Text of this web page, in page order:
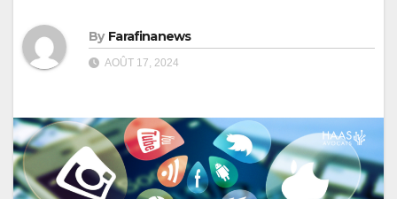
By Farafinanews
AOÛT 17, 2024